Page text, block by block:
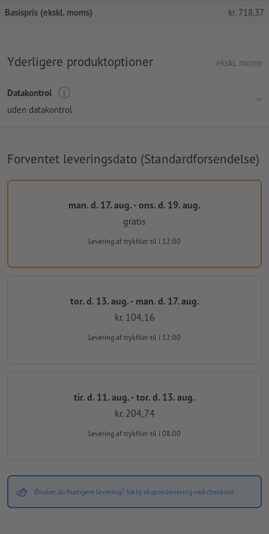
Basispris (ekskl. moms) kr. 718,37
Yderligere produktoptioner ekskl. moms
Datakontrol
uden datakontrol
Forventet leveringsdato (Standardforsendelse)
man. d. 17. aug. - ons. d. 19. aug.
gratis
Levering af trykfiler til i 12:00
tor. d. 13. aug. - man. d. 17. aug.
kr. 104,16
Levering af trykfiler til i 12:00
tir. d. 11. aug. - tor. d. 13. aug.
kr. 204,74
Levering af trykfiler til i 08:00
Ønsker du hurtigere levering? Vælg ekspreslevering ved checkout.